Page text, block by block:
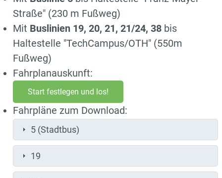
Straße" (230 m Fußweg)
Mit Buslinien 19, 20, 21, 21/24, 38 bis
Haltestelle "TechCampus/OTH" (550m
Fußweg)
Fahrplanauskunft:
Start festlegen und los!
Fahrpläne zum Download:
5 (Stadtbus)
19